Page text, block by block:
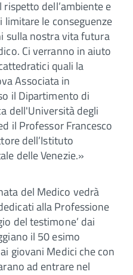
dell’ambiente e
le conseguenze
sulla nostra vita futura
Ci verranno in aiuto
quali la
Associata in
il Dipartimento di
dell'Università degli
il Professor Francesco
dell’Istituto
delle Venezie.»
del Medico vedrà
alla Professione
del testimone’ dai
il 50 esimo
giovani Medici che con
ad entrare nel